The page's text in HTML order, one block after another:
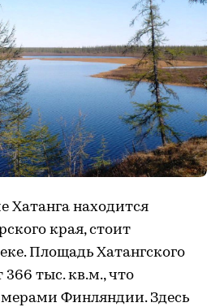
Хатанга находится
края, стоит
Площадь Хатангского
366 тыс. кв.м., что
Финляндии. Здесь